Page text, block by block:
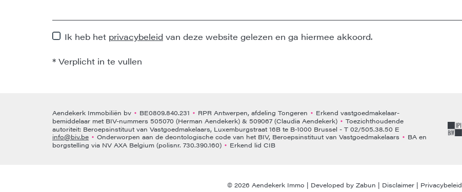
Ik heb het privacybeleid van deze website gelezen en ga hiermee akkoord.
* Verplicht in te vullen
Aendekerk Immobiliën bv • BE0809.840.231 • RPR Antwerpen, afdeling Tongeren • Erkend vastgoedmakelaar-
bemiddelaar met BIV-nummers 505070 (Herman Aendekerk) & 509067 (Claudia Aendekerk) • Toezichthoudende
autoriteit: Beroepsinstituut van Vastgoedmakelaars, Luxemburgstraat 16B te B-1000 Brussel - T 02/505.38.50 E
info@biv.be • Onderworpen aan de deontologische code van het BIV, Beroepsinstituut van Vastgoedmakelaars • BA en
borgstelling via NV AXA Belgium (polisnr. 730.390.160) • Erkend lid CIB
© 2026 Aendekerk Immo | Developed by Zabun | Disclaimer | Privacybeleid